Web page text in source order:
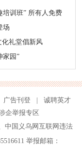
培训班” 所有人免费
场
化礼堂倡新风
家园”
广告刊登 |
诚聘英才
企举报专区
中国义乌网互联网违法
举报邮箱：